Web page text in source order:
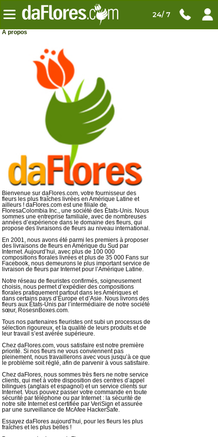
24/ 7
A propos
Bienvenue sur daFlores.com, votre fournisseur des
fleurs les plus fraîches livrées en Amérique Latine et
ailleurs ! daFlores.com est une filiale de
FloresaColombia Inc., une société des États-Unis. Nous
sommes une entreprise familiale, avec de nombreuses
années d’expérience dans le domaine des fleurs, qui
propose des livraisons de fleurs au niveau international.
En 2001, nous avons été parmi les premiers à proposer
des livraisons de fleurs en Amérique du Sud par
Internet. Aujourd’hui, avec plus de 100 000
compositions florales livrées et plus de 35 000 Fans sur
Facebook, nous demeurons le plus important service de
livraison de fleurs par Internet pour l’Amérique Latine.
Notre réseau de fleuristes confirmés, soigneusement
choisis, nous permet d’expédier des compositions
florales pratiquement partout dans les Amériques et
dans certains pays d’Europe et d’Asie. Nous livrons des
fleurs aux États-Unis par l’intermédiaire de notre société
sœur, RosesnBoxes.com.
Tous nos partenaires fleuristes ont subi un processus de
sélection rigoureux, et la qualité de leurs produits et de
leur travail s’est avérée supérieure.
Chez daFlores.com, vous satisfaire est notre première
priorité. Si nos fleurs ne vous conviennent pas
pleinement, nous travaillerons avec vous jusqu’à ce que
le problème soit réglé, afin de parvenir à vous satisfaire.
Chez daFlores, nous sommes très fiers ne notre service
clients, qui met à votre disposition des centres d’appel
bilingues (anglais et espagnol) et un service clients sur
Internet. Vous pouvez passer votre commande en toute
sécurité par téléphone ou par Internet : la sécurité de
notre site Internet est certifiée par VeriSign et assurée
par une surveillance de McAfee HackerSafe.
Essayez daFlores aujourd’hui, pour les fleurs les plus
fraîches et les plus belles !